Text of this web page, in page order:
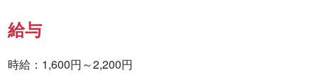
給与
時給：1,600円～2,200円